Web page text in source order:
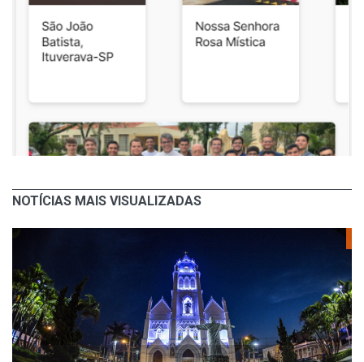
NOTÍCIAS MAIS VISUALIZADAS